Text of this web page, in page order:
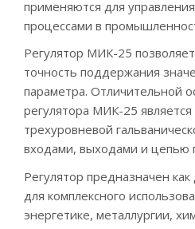
применяются для
процессами в
Регулятор МИК-25
точность поддержания
параметра. Отличительной
регулятора МИК-25 является
трехуровневой
входами, выходами и цепью
Регулятор предназначен
для комплексного
энергетике, металлургии,